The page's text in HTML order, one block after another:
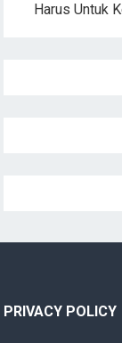
Harus Untuk
PRIVACY POLICY